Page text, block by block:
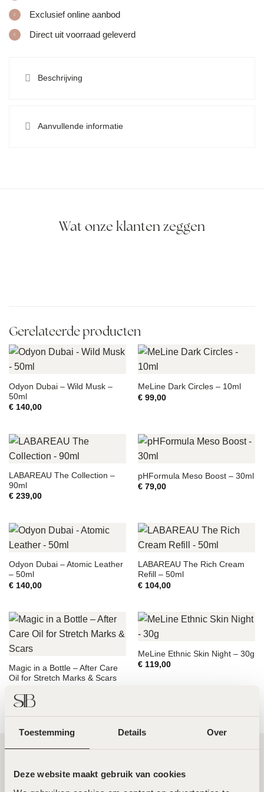
Toestemming Details Over
Deze website maakt gebruik van cookies
Exclusief online aanbod
Direct uit voorraad geleverd
Beschrijving
Aanvullende informatie
Wat onze klanten zeggen
Gerelateerde producten
Odyon Dubai – Wild Musk –
50ml
€140,00
MeLine Dark Circles – 10ml
€99,00
LABAREAU The Collection –
90ml
€239,00
pHFormula Meso Boost – 30ml
€79,00
Odyon Dubai – Atomic Leather
– 50ml
€140,00
LABAREAU The Rich Cream
Refill – 50ml
€104,00
Magic in a Bottle – After Care
Oil for Stretch Marks & Scars
MeLine Ethnic Skin Night – 30g
€119,00
Twee toplocaties in Amsterdam Noord en